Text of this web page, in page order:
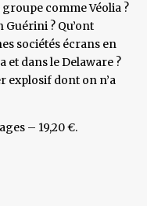
comme Véolia ?
Guérini ? Qu’ont
sociétés écrans en
et dans le Delaware ?
explosif dont on n’a
– 19,20 €.